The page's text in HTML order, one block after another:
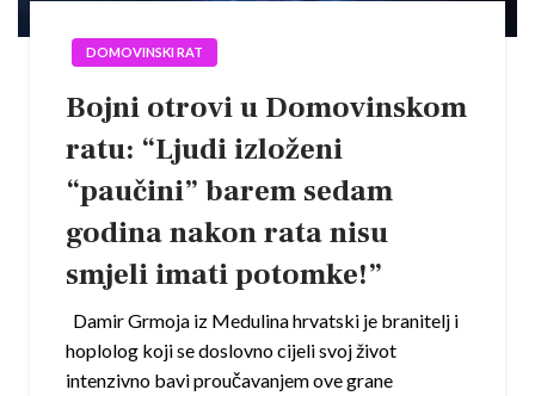
DOMOVINSKI RAT
Bojni otrovi u Domovinskom
ratu: “Ljudi izloženi
“paučini” barem sedam
godina nakon rata nisu
smjeli imati potomke!”
Damir Grmoja iz Medulina hrvatski je branitelj i
hoplolog koji se doslovno cijeli svoj život
intenzivno bavi proučavanjem ove grane